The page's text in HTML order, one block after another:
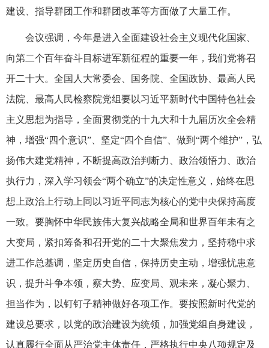
建设、指导群团工作和群团改革等方面做了大量工作。
会议强调，今年是进入全面建设社会主义现代化国家、
向第二个百年奋斗目标进军新征程的重要一年，我们党将召
开二十大。全国人大常委会、国务院、全国政协、最高人民
法院、最高人民检察院党组要以习近平新时代中国特色社会
主义思想为指导，全面贯彻党的十九大和十九届历次全会精
神，增强“四个意识”、坚定“四个自信”、做到“两个维护”，弘
扬伟大建党精神，不断提高政治判断力、政治领悟力、政治
执行力，深入学习领会“两个确立”的决定性意义，始终在思
想上政治上行动上同以习近平同志为核心的党中央保持高度
一致。要胸怀中华民族伟大复兴战略全局和世界百年未有之
大变局，紧扣筹备和召开党的二十大聚焦发力，坚持稳中求
进工作总基调，坚定历史自信，保持历史主动，增强忧患意
识，提升斗争本领，察大势、应变局、观未来，凝心聚力、
担当作为，以钉钉子精神做好各项工作。要按照新时代党的
建设总要求，以党的政治建设为统领，加强党组自身建设，
认真履行全面从严治党主体责任，严格执行中央八项规定及